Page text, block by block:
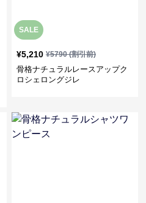
SALE
¥5,210 ¥5790(割引前)
骨格ナチュラルレースアップク
ロシェロングジレ